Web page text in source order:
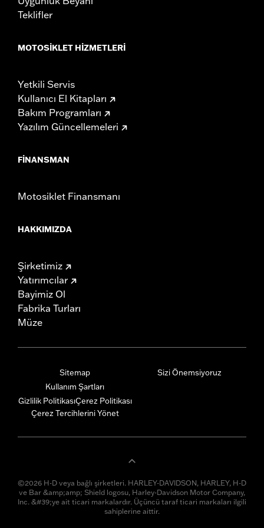
Teklifler
MOTOSIKLET HIZMETLERI
Yetkili Servis
Kullanıcı El Kitapları
Bakım Programları
Yazılım Güncellemeleri
FINANSMAN
Motosiklet Finansmanı
HAKKIMIZDA
Şirketimiz
Yatırımcılar
Bayimiz Ol
Fabrika Turları
Müze
Sitemap
Kullanım Şartları
Gizlilik PolitikasıÇerez Politikası
Çerez Tercihlerini Yönet
Sizi Önemsiyoruz
©2026 H-D veya bağlı şirketleri. HARLEY-DAVIDSON, HARLEY, H-D
ve Bar &amp;amp; Shield logosu, Harley-Davidson Motor Company,
Inc. &#39;ye ait ticari markalardır. Üçüncü taraf ticari markaları ilgili
sahiplerine aittir.